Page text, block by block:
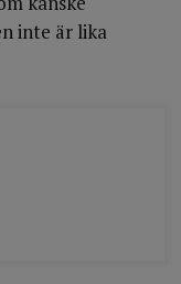
inte är lika